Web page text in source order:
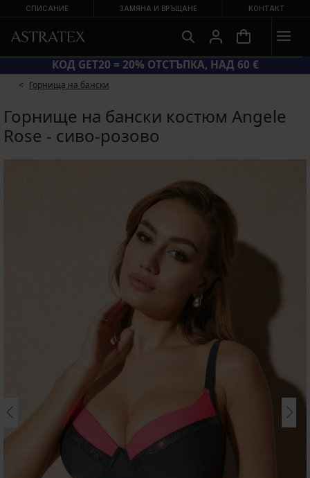
СПИСАНИЕ ЗАМЯНА И ВРЪЩАНЕ КОНТАКТ
ЛЯТНА РАЗПРОДАЖБА ДО −70 %
Горнища на бански
Горнище на бански костюм Angele
Rose - сиво-розово